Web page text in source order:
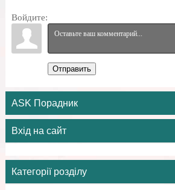
Войдите:
Отправить
ASK Порадник
Вхід на сайт
Категорії розділу